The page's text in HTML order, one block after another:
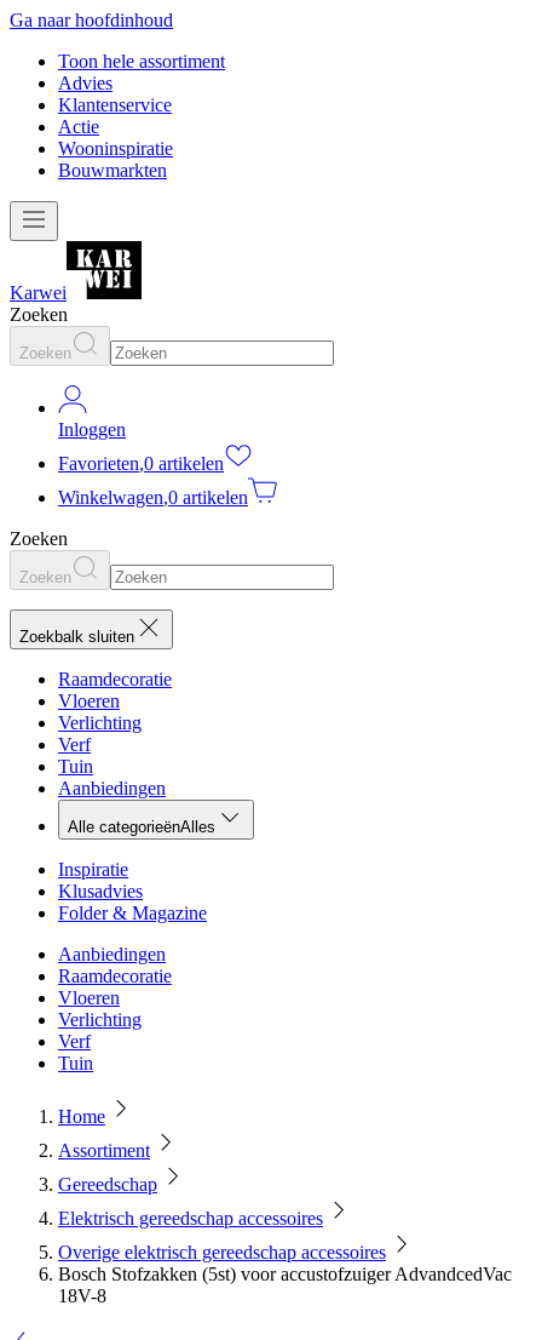
Ga naar hoofdinhoud
Toon hele assortiment
Advies
Klantenservice
Actie
Wooninspiratie
Bouwmarkten
Karwei
Zoeken
Zoeken
Inloggen
Favorieten,0 artikelen
Winkelwagen,0 artikelen
Zoeken
Zoeken
Zoekbalk sluiten
Raamdecoratie
Vloeren
Verlichting
Verf
Tuin
Aanbiedingen
Alle categorieënAlles
Inspiratie
Klusadvies
Folder & Magazine
Aanbiedingen
Raamdecoratie
Vloeren
Verlichting
Verf
Tuin
Home
Assortiment
Gereedschap
Elektrisch gereedschap accessoires
Overige elektrisch gereedschap accessoires
Bosch Stofzakken (5st) voor accustofzuiger AdvandcedVac
18V-8